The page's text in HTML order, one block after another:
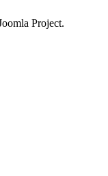
Project.